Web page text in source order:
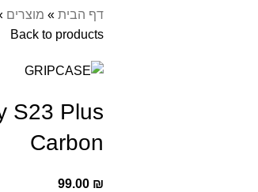
דף הבית » מוצרים
Back to products
S23 Plus
Carbon
99.00 ₪